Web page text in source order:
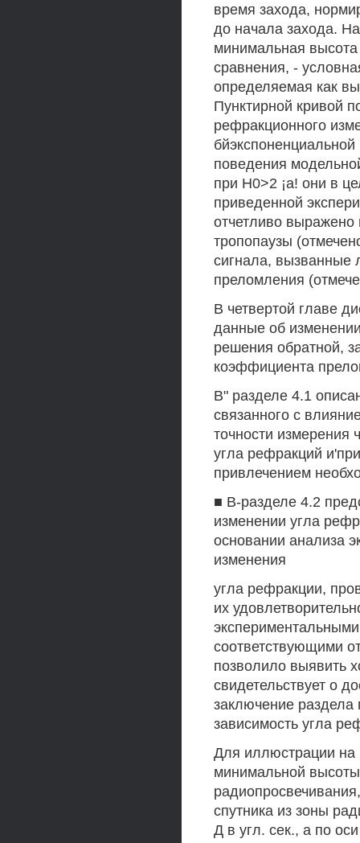
время захода,
до начала захода.
минимальная
сравнения, -
определяемая как
Пунктирной кривой
рефракционного
поведения
при Н0>2 ¡а! они в
приведенной
отчетливо
тропопаузы
сигнала, вызванные
преломления
В четвертой главе
данные об
решения обратной,
коэффициента
В" разделе 4.1
связанного с
точности измерения
угла рефракций
привлечением
■ В-разделе 4.2
изменении угла
основании анализа
изменения
угла рефракции,
их
соответствующими
позволило выявить
свидетельствует о
заключение раздела
зависимость угла
Для иллюстрации на
минимальной
спутника из зоны
Д в угл. сек., а по